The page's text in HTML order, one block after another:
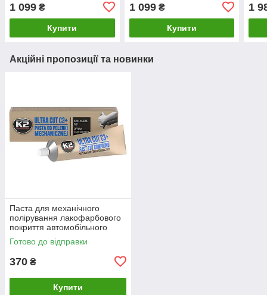
1 099 ₴
Купити
1 099₴
Купити
е36
1
Акційні пропозиції та новинки
Паста для механічного
полірування лакофарбового
покриття автомобільного
кузова К2 Ultra Cut C3+ туба
100 г (L001)
Готово до відправки
370 ₴
Купити